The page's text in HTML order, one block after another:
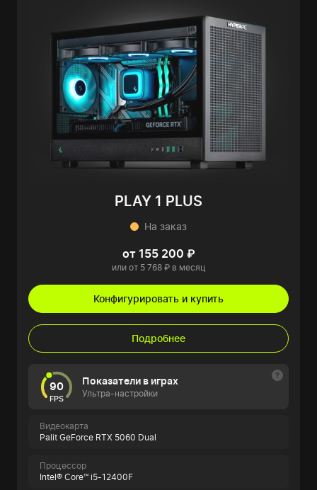
PLAY 1 PLUS
На заказ
от 155 200 ₽
или от 5 768 ₽ в месяц
Конфигурировать и купить
Подробнее
90
FPS
Показатели в играх
Ультра-настройки
Видеокарта
Palit GeForce RTX 5060 Dual
Процессор
Intel® Core™ i5-12400F